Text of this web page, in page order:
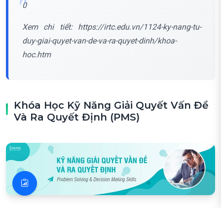
0
Xem chi tiết: https://irtc.edu.vn/1124-ky-nang-tu-
duy-giai-quyet-van-de-va-ra-quyet-dinh/khoa-
hoc.htm
Khóa Học Kỹ Năng Giải Quyết Vấn Đề
Và Ra Quyết Định (PMS)